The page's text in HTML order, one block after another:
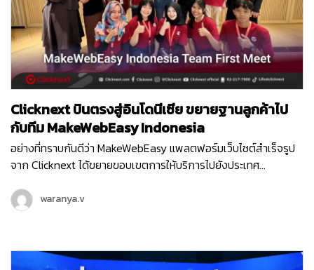
Clicknext บินตรงสู่อินโดนีเซีย ขยายฐานลูกค้าไป
กับทีม MakeWebEasy Indonesia
อย่างที่ทราบกันดีว่า MakeWebEasy แพลตฟอร์มเว็บไซต์สำเร็จรูป
จาก Clicknext ได้ขยายขอบเขตการให้บริการไปยังประเทศ
และการลงทุนดาวเด่นของ South East Asia ตั้งแต่เดือนกุมภาพันธ์
ปี 2564 จนปัจจุบันเข้าปีที่ 3 ทีม MakeWebEasy Indonesia ของเรา
15,000…
waranya.v